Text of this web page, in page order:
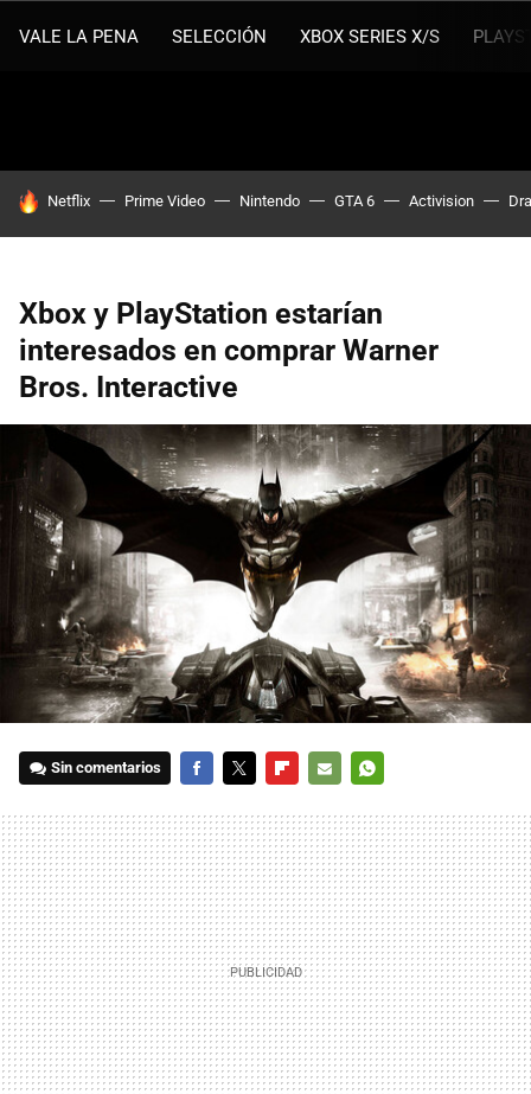
VALE LA PENA SELECCIÓN XBOX SERIES X/S
HOY SE HABLA DE
Netflix Prime Video Nintendo GTA 6 Activision
Xbox y PlayStation estarían
interesados en comprar Warner
Bros. Interactive
Sin comentarios
MAIL